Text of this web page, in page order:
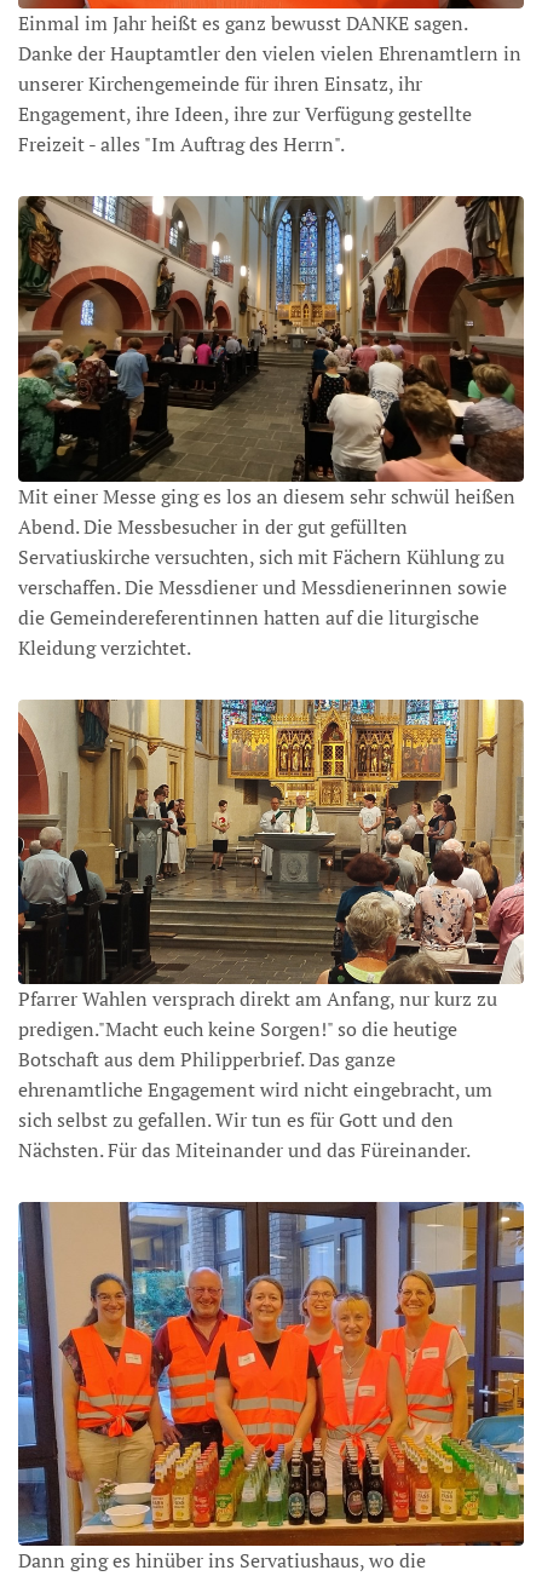
Einmal im Jahr heißt es ganz bewusst DANKE sagen.
Danke der Hauptamtler den vielen vielen Ehrenamtlern in
unserer Kirchengemeinde für ihren Einsatz, ihr
Engagement, ihre Ideen, ihre zur Verfügung gestellte
Freizeit - alles "Im Auftrag des Herrn".
Mit einer Messe ging es los an diesem sehr schwül heißen
Abend. Die Messbesucher in der gut gefüllten
Servatiuskirche versuchten, sich mit Fächern Kühlung zu
verschaffen. Die Messdiener und Messdienerinnen sowie
die Gemeindereferentinnen hatten auf die liturgische
Kleidung verzichtet.
Pfarrer Wahlen versprach direkt am Anfang, nur kurz zu
predigen."Macht euch keine Sorgen!" so die heutige
Botschaft aus dem Philipperbrief. Das ganze
ehrenamtliche Engagement wird nicht eingebracht, um
sich selbst zu gefallen. Wir tun es für Gott und den
Nächsten. Für das Miteinander und das Füreinander.
Dann ging es hinüber ins Servatiushaus, wo die